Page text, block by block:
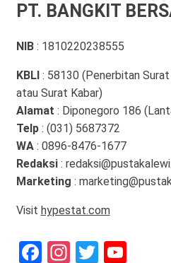
PT. BANGKIT
NIB : 1810220238555
KBLI : 58130 (Penerbitan
atau Surat Kabar)
Alamat : Diponegoro 186
Telp: (031) 5687372
WA: 0896-8476-1677
Redaksi:
Marketing :
Visit hypestat.com
Facebook
Instagram
Twitter